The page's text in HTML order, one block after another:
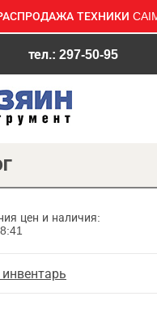
ТЕХНИКИ
тел.: 297-50-95
цен и наличия: